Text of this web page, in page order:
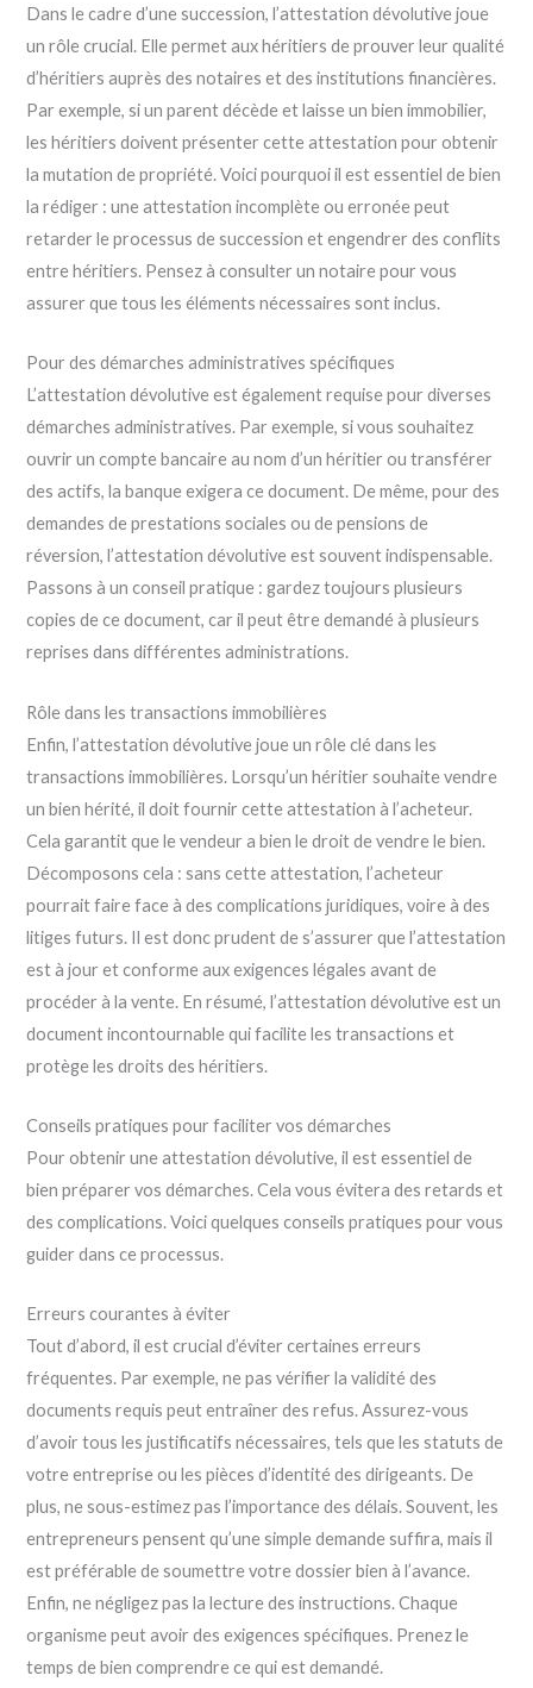
Dans le cadre d’une succession, l’attestation dévolutive joue
un rôle crucial. Elle permet aux héritiers de prouver leur qualité
d’héritiers auprès des notaires et des institutions financières.
Par exemple, si un parent décède et laisse un bien immobilier,
les héritiers doivent présenter cette attestation pour obtenir
la mutation de propriété. Voici pourquoi il est essentiel de bien
la rédiger : une attestation incomplète ou erronée peut
retarder le processus de succession et engendrer des conflits
entre héritiers. Pensez à consulter un notaire pour vous
assurer que tous les éléments nécessaires sont inclus.
Pour des démarches administratives spécifiques
L’attestation dévolutive est également requise pour diverses
démarches administratives. Par exemple, si vous souhaitez
ouvrir un compte bancaire au nom d’un héritier ou transférer
des actifs, la banque exigera ce document. De même, pour des
demandes de prestations sociales ou de pensions de
réversion, l’attestation dévolutive est souvent indispensable.
Passons à un conseil pratique : gardez toujours plusieurs
copies de ce document, car il peut être demandé à plusieurs
reprises dans différentes administrations.
Rôle dans les transactions immobilières
Enfin, l’attestation dévolutive joue un rôle clé dans les
transactions immobilières. Lorsqu’un héritier souhaite vendre
un bien hérité, il doit fournir cette attestation à l’acheteur.
Cela garantit que le vendeur a bien le droit de vendre le bien.
Décomposons cela : sans cette attestation, l’acheteur
pourrait faire face à des complications juridiques, voire à des
litiges futurs. Il est donc prudent de s’assurer que l’attestation
est à jour et conforme aux exigences légales avant de
procéder à la vente. En résumé, l’attestation dévolutive est un
document incontournable qui facilite les transactions et
protège les droits des héritiers.
Conseils pratiques pour faciliter vos démarches
Pour obtenir une attestation dévolutive, il est essentiel de
bien préparer vos démarches. Cela vous évitera des retards et
des complications. Voici quelques conseils pratiques pour vous
guider dans ce processus.
Erreurs courantes à éviter
Tout d’abord, il est crucial d’éviter certaines erreurs
fréquentes. Par exemple, ne pas vérifier la validité des
documents requis peut entraîner des refus. Assurez-vous
d’avoir tous les justificatifs nécessaires, tels que les statuts de
votre entreprise ou les pièces d’identité des dirigeants. De
plus, ne sous-estimez pas l’importance des délais. Souvent, les
entrepreneurs pensent qu’une simple demande suffira, mais il
est préférable de soumettre votre dossier bien à l’avance.
Enfin, ne négligez pas la lecture des instructions. Chaque
organisme peut avoir des exigences spécifiques. Prenez le
temps de bien comprendre ce qui est demandé.